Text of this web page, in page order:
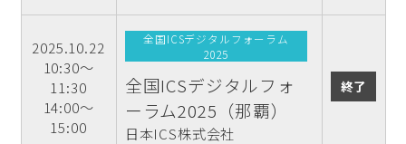
2025.10.22
10:30～
11:30
14:00～
15:00
全国ICSデジタルフォーラム
2025
全国ICSデジタルフォ
ーラム2025（那覇）
日本ICS株式会社
終了